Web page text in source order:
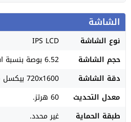
الشاشة
نوع الشاشة
IPS LCD
حجم الشاشة
6.52 بوصة بنسبة استحواذ 80.4%.
دقة الشاشة
720x1600 بيكسل - ابعاد 20:9
معدل التحديث
60 هرتز.
طبقة الحماية
غير محدد.